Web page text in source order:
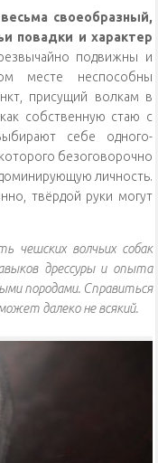
своеобразный,
повадки и характер
подвижны и
месте неспособны
присущий волкам в
собственную стаю с
себе одного-
безоговорочно
личность.
твёрдой руки могут
чешских волчьих собак
дрессуры и опыта
породами. Справиться
далеко не всякий.